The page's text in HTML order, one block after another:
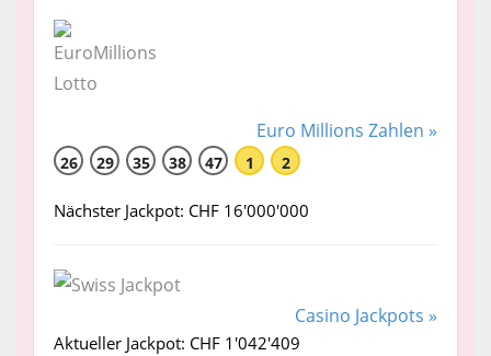
Euro Millions Zahlen »
26 29 35 38 47 1 2
Nächster Jackpot: CHF 16'000'000
Casino Jackpots »
Aktueller Jackpot: CHF 1'042'409